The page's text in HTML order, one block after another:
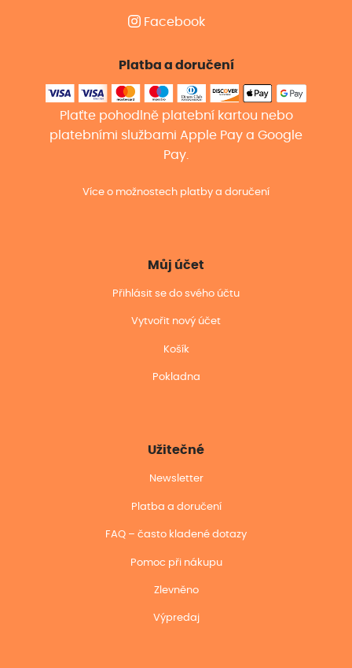
Facebook
Platba a doručení
Plaťte pohodlně platební kartou nebo
platebními službami Apple Pay a Google
Pay.
Více o možnostech platby a doručení
Můj účet
Přihlásit se do svého účtu
Vytvořit nový účet
Košík
Pokladna
Užitečné
Newsletter
Platba a doručení
FAQ – často kladené dotazy
Pomoc při nákupu
Zlevněno
Výpredaj